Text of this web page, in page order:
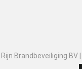
Brandbeveiliging BV |